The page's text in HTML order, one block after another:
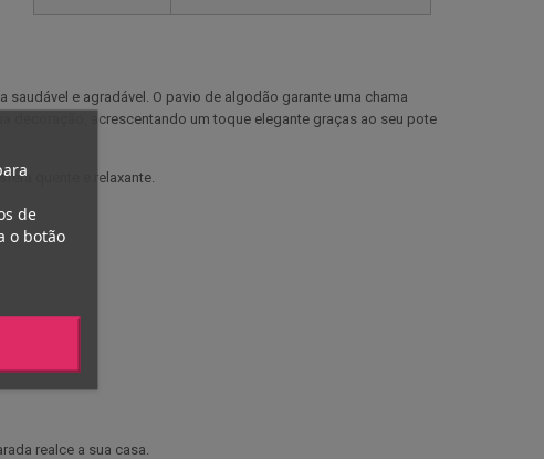
de
o botão
e agradável. O pavio de algodão garante uma chama
decoração, acrescentando um toque elegante graças ao seu pote
quente e relaxante.
realce a sua casa.